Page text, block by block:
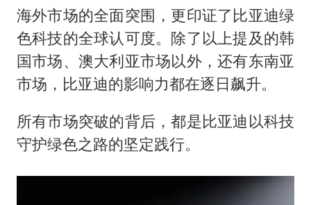
海外市场的全面突围，更印证了比亚迪绿
色科技的全球认可度。除了以上提及的韩
国市场、澳大利亚市场以外，还有东南亚
市场，比亚迪的影响力都在逐日飙升。
所有市场突破的背后，都是比亚迪以科技
守护绿色之路的坚定践行。